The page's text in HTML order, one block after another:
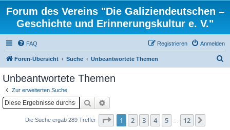
Forum des Vereins "Die Galiziendeutschen –
Geschichte und Erinnerungskultur e. V."
FAQ Anmelden
Registrieren
Foren-Übersicht Suche Unbeantwortete Themen
Unbeantwortete Themen
Zur erweiterten Suche
Suche
Die Suche ergab 289 Treffer Seite 1von 12
1 2 3 4 5 12